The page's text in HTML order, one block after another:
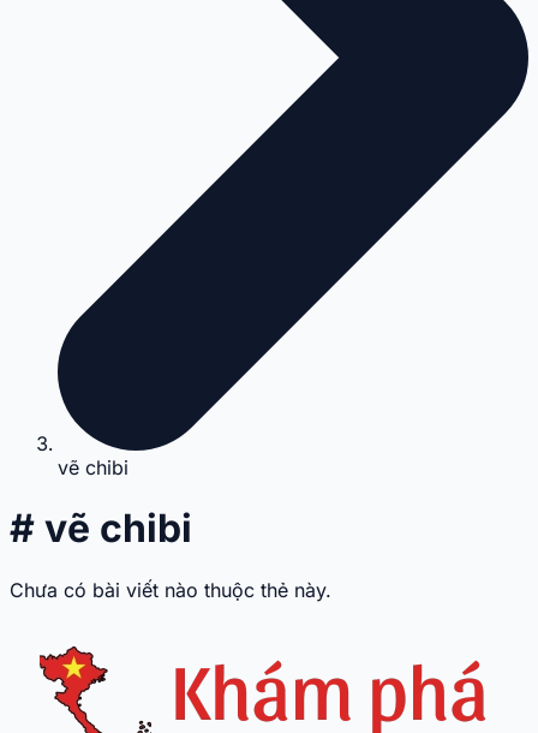
vẽ chibi
# vẽ chibi
Chưa có bài viết nào thuộc thẻ này.